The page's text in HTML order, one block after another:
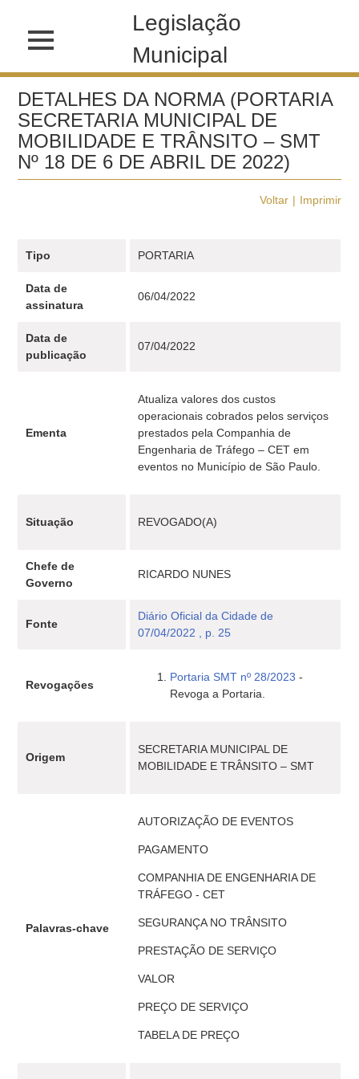
Legislação
Municipal
DETALHES DA NORMA (PORTARIA
SECRETARIA MUNICIPAL DE
MOBILIDADE E TRÂNSITO – SMT
Nº 18 DE 6 DE ABRIL DE 2022)
Voltar Imprimir
Tipo PORTARIA
Data de
assinatura
06/04/2022
Data de
publicação
07/04/2022
Ementa
Atualiza valores dos custos
operacionais cobrados pelos serviços
prestados pela Companhia de
Engenharia de Tráfego – CET em
eventos no Município de São Paulo.
Situação REVOGADO(A)
Chefe de
Governo
RICARDO NUNES
Fonte
Diário Oficial da Cidade de
07/04/2022 , p. 25
Revogações
Portaria SMT nº 28/2023 -
Revoga a Portaria.
Origem
SECRETARIA MUNICIPAL DE
MOBILIDADE E TRÂNSITO – SMT
Palavras-chave
AUTORIZAÇÃO DE EVENTOS
PAGAMENTO
COMPANHIA DE ENGENHARIA DE
TRÁFEGO - CET
SEGURANÇA NO TRÂNSITO
PRESTAÇÃO DE SERVIÇO
VALOR
PREÇO DE SERVIÇO
TABELA DE PREÇO